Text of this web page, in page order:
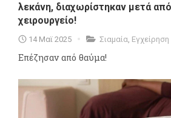
λεκάνη, διαχωρίστηκαν μετά
χειρουργείο!
14 Μαϊ 2025 Σιαμαία Εγχείρηση
Επέζησαν από θαύμα!